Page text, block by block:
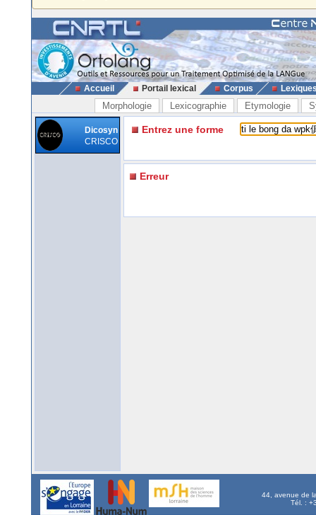
Accueil Portail lexical Corpus
Morphologie Lexicographie Etymologie
Dicosyn
CRISCO
Entrez une forme
Erreur
44, avenue de
Tél. :